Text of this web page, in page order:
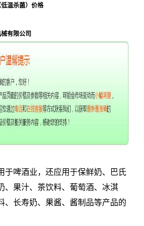
温杀菌）价格
有限公司
于啤酒业，还应用于保鲜奶、巴氏
、果汁、茶饮料、葡萄酒、冰淇
、长寿奶、果酱、酱制品等产品的